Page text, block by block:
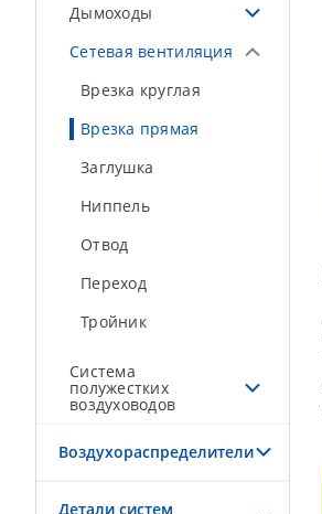
Дымоходы
Сетевая вентиляция
Врезка круглая
Врезка прямая
Заглушка
Ниппель
Отвод
Переход
Тройник
Система
полужестких
воздуховодов
Воздухораспределители
Детали систем